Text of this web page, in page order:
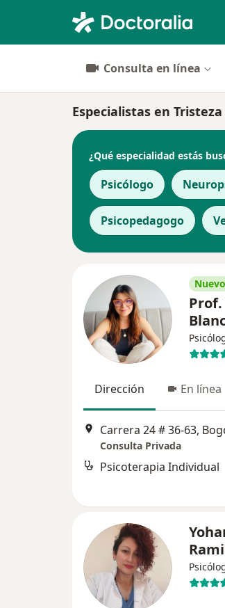
Consulta en línea
Especialistas en
¿Qué especialidad estás
Psicólogo
Psicopedagogo
Dirección En línea
Carrera 24 # 36-63,
Consulta Privada
Psicoterapia Individual